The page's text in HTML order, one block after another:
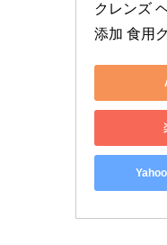
クレンズ
添加 食用